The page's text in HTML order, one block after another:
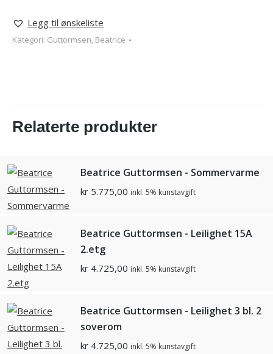
Legg til ønskeliste
Kategori: Guttormsen, Beatrice
Relaterte produkter
Beatrice Guttormsen - Sommervarme
kr 5.775,00 inkl. 5% kunstavgift
Beatrice Guttormsen - Leilighet 15A
2.etg
kr 4.725,00 inkl. 5% kunstavgift
Beatrice Guttormsen - Leilighet 3 bl. 2
soverom
kr 4.725,00 inkl. 5% kunstavgift